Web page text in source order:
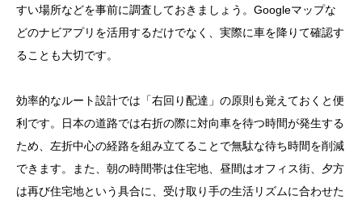
すい場所などを事前に調査しておきましょう。Googleマップな
どのナビアプリを活用するだけでなく、実際に車を降りて確認す
ることも大切です。
効率的なルート設計では「右回り配達」の原則も覚えておくと便
利です。日本の道路では右折の際に対向車を待つ時間が発生する
ため、左折中心の経路を組み立てることで無駄な待ち時間を削減
できます。また、朝の時間帯は住宅地、昼間はオフィス街、夕方
は再び住宅地という具合に、受け取り手の生活リズムに合わせた